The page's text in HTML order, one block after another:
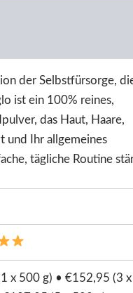
der Selbstfürsorge,
ist ein 100% reines,
das Haut, Haare,
und Ihr allgemeines
tägliche Routine
x 500 g) • €152,95 (3 x